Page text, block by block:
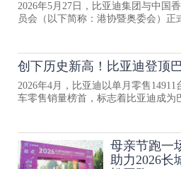
2026年5月27日，比亚迪集团与中国
员会（以下简称：港协暨奥委会）正
创下历史新高！比亚迪登顶
2026年4月，比亚迪以单月零售
车零售销量榜首，标志着比亚迪成为
母亲节跑一
助力2026长